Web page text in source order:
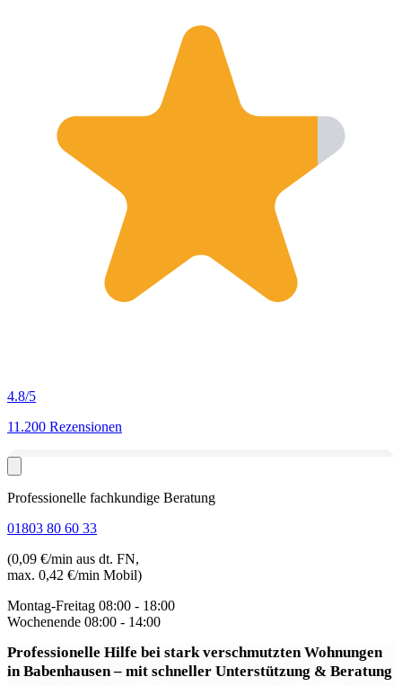
4.8/5
11.200 Rezensionen
Professionelle fachkundige Beratung
01803 80 60 33
(0,09 €/min aus dt. FN,
max. 0,42 €/min Mobil)
Montag-Freitag 08:00 - 18:00
Wochenende 08:00 - 14:00
Professionelle Hilfe bei stark verschmutzten Wohnungen
in Babenhausen– mit schneller Unterstützung & Beratung